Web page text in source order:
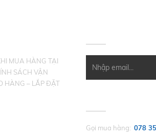
MUA HÀNG TẠI
SÁCH VẬN
HÀNG – LẮP ĐẶT
Gọi mua hàng: 078